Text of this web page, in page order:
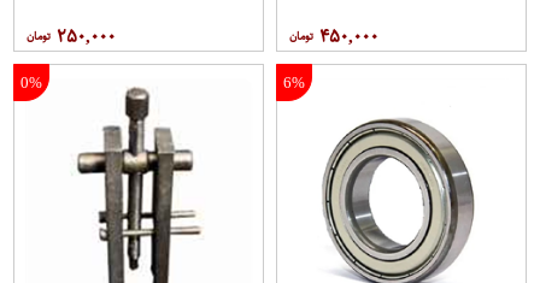
۴۵۰,۰۰۰ ۲۵۰,۰۰۰
6%
0%